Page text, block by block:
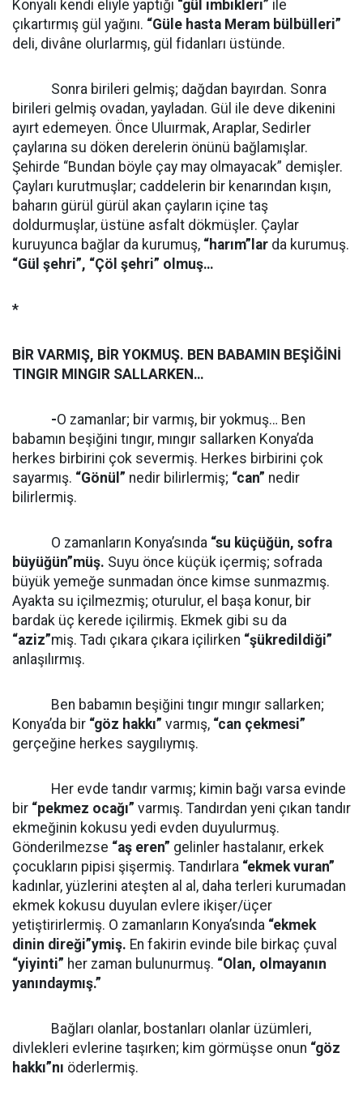
Konyalı kendi eliyle yaptığı “gül imbikleri” ile
çıkartırmış gül yağını. “Güle hasta Meram bülbülleri”
deli, divâne olurlarmış, gül fidanları üstünde.
Sonra birileri gelmiş; dağdan bayırdan. Sonra
birileri gelmiş ovadan, yayladan. Gül ile deve dikenini
ayırt edemeyen. Önce Uluırmak, Araplar, Sedirler
çaylarına su döken derelerin önünü bağlamışlar.
Şehirde “Bundan böyle çay may olmayacak” demişler.
Çayları kurutmuşlar; caddelerin bir kenarından kışın,
baharın gürül gürül akan çayların içine taş
doldurmuşlar, üstüne asfalt dökmüşler. Çaylar
kuruyunca bağlar da kurumuş, “harım”lar da kurumuş.
“Gül şehri”, “Çöl şehri” olmuş…
*
BİR VARMIŞ, BİR YOKMUŞ. BEN BABAMIN BEŞİĞİNİ
TINGIR MINGIR SALLARKEN…
-O zamanlar; bir varmış, bir yokmuş… Ben
babamın beşiğini tıngır, mıngır sallarken Konya’da
herkes birbirini çok severmiş. Herkes birbirini çok
sayarmış. “Gönül” nedir bilirlermiş; “can” nedir
bilirlermiş.
O zamanların Konya’sında “su küçüğün, sofra
büyüğün”müş. Suyu önce küçük içermiş; sofrada
büyük yemeğe sunmadan önce kimse sunmazmış.
Ayakta su içilmezmiş; oturulur, el başa konur, bir
bardak üç kerede içilirmiş. Ekmek gibi su da
“aziz”miş. Tadı çıkara çıkara içilirken “şükredildiği”
anlaşılırmış.
Ben babamın beşiğini tıngır mıngır sallarken;
Konya’da bir “göz hakkı” varmış, “can çekmesi”
gerçeğine herkes saygılıymış.
Her evde tandır varmış; kimin bağı varsa evinde
bir “pekmez ocağı” varmış. Tandırdan yeni çıkan tandır
ekmeğinin kokusu yedi evden duyulurmuş.
Gönderilmezse “aş eren” gelinler hastalanır, erkek
çocukların pipisi şişermiş. Tandırlara “ekmek vuran”
kadınlar, yüzlerini ateşten al al, daha terleri kurumadan
ekmek kokusu duyulan evlere ikişer/üçer
yetiştirirlermiş. O zamanların Konya’sında “ekmek
dinin direği”ymiş. En fakirin evinde bile birkaç çuval
“yiyinti” her zaman bulunurmuş. “Olan, olmayanın
yanındaymış.”
Bağları olanlar, bostanları olanlar üzümleri,
divlekleri evlerine taşırken; kim görmüşse onun “göz
hakkı”nı öderlermiş.